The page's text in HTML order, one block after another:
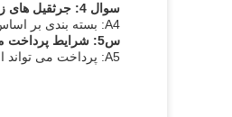
سوال 4: جرثقیل های زومبی استفاده شده برای تحویل چگونه بسته بندی می شوند؟
A4: بسته بندی بر اساس الزامات مشتری برای اطمینان از حمل و نقل ایمن انجام می شود.
س5: شرایط پرداخت موجود برای خرید جرثقیل خزنده استفاده شده چیست؟
A5: پرداخت می تواند از طریق T / T (تحويل تلگراف) یا L / C (خط اعتباری) انجام شود.